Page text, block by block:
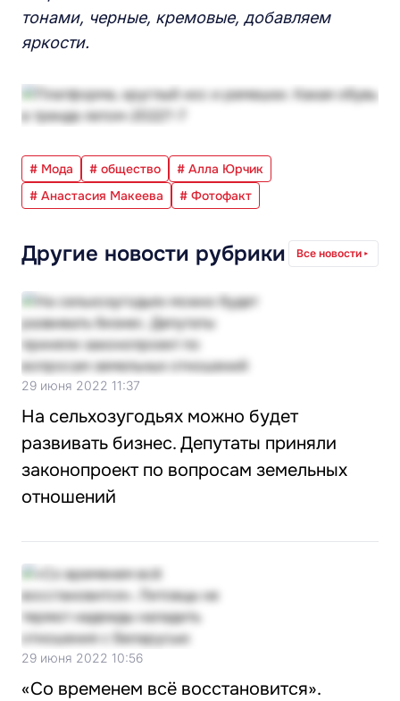
тонами, черные, кремовые, добавляем
яркости.
# Мода # общество
# Алла Юрчик
# Анастасия Макеева
# Фотофакт
Другие новости рубрики Все новости
29 июня 2022 11:37
На сельхозугодьях можно будет
развивать бизнес. Депутаты приняли
законопроект по вопросам земельных
отношений
29 июня 2022 10:56
«Со временем всё восстановится».